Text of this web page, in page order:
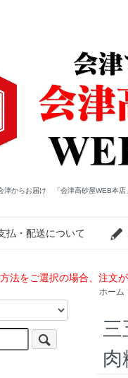
津からお届け 「会津高砂屋WEB本店
払・配送について
法をご選択の場合、注文
ホーム
三
肉